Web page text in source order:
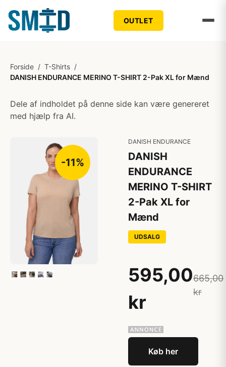
OUTLET
Forside / T-Shirts /
DANISH ENDURANCE MERINO T-SHIRT 2-Pak XL for Mænd
Dele af indholdet på denne side kan være genereret
med hjælp fra AI.
-11%
DANISH ENDURANCE
DANISH
ENDURANCE
MERINO T-SHIRT
2-Pak XL for
Mænd
UDSALG
595,00
kr
665,00
kr
Køb her